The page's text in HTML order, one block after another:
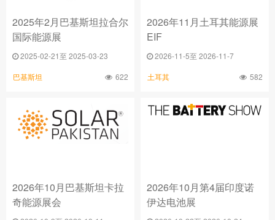
2025年2月巴基斯坦拉合尔
国际能源展
2025-02-21至 2025-03-23
巴基斯坦 622
2026年11月土耳其能源展
EIF
2026-11-5至 2026-11-7
土耳其 582
2026年10月巴基斯坦卡拉
奇能源展会
2026年10月第4届印度诺
伊达电池展